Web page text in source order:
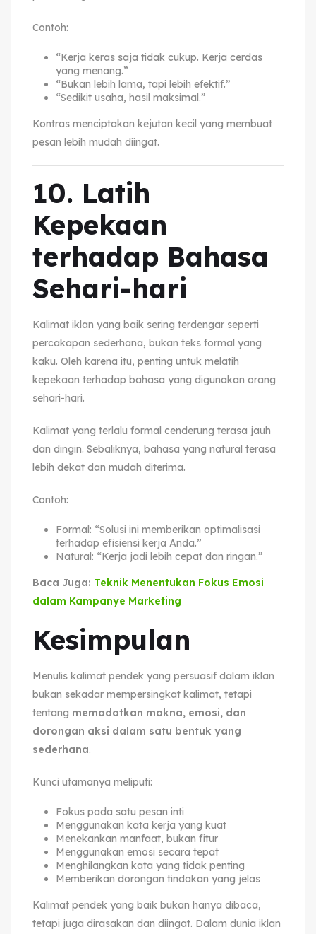
Contoh:
“Kerja keras saja tidak cukup. Kerja cerdas
yang menang.”
“Bukan lebih lama, tapi lebih efektif.”
“Sedikit usaha, hasil maksimal.”
Kontras menciptakan kejutan kecil yang membuat
pesan lebih mudah diingat.
10. Latih
Kepekaan
terhadap Bahasa
Sehari-hari
Kalimat iklan yang baik sering terdengar seperti
percakapan sederhana, bukan teks formal yang
kaku. Oleh karena itu, penting untuk melatih
kepekaan terhadap bahasa yang digunakan orang
sehari-hari.
Kalimat yang terlalu formal cenderung terasa jauh
dan dingin. Sebaliknya, bahasa yang natural terasa
lebih dekat dan mudah diterima.
Contoh:
Formal: “Solusi ini memberikan optimalisasi
terhadap efisiensi kerja Anda.”
Natural: “Kerja jadi lebih cepat dan ringan.”
Baca Juga: Teknik Menentukan Fokus Emosi
dalam Kampanye Marketing
Kesimpulan
Menulis kalimat pendek yang persuasif dalam iklan
bukan sekadar mempersingkat kalimat, tetapi
tentang memadatkan makna, emosi, dan
dorongan aksi dalam satu bentuk yang
sederhana.
Kunci utamanya meliputi:
Fokus pada satu pesan inti
Menggunakan kata kerja yang kuat
Menekankan manfaat, bukan fitur
Menggunakan emosi secara tepat
Menghilangkan kata yang tidak penting
Memberikan dorongan tindakan yang jelas
Kalimat pendek yang baik bukan hanya dibaca,
tetapi juga dirasakan dan diingat. Dalam dunia iklan